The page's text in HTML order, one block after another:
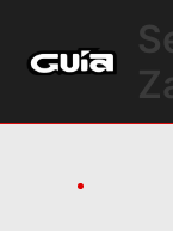
contenido